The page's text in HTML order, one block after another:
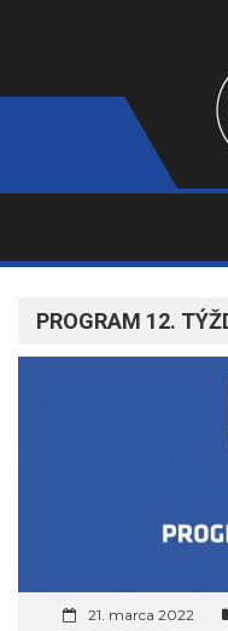
PROGRAM 12.
21. marca 2022